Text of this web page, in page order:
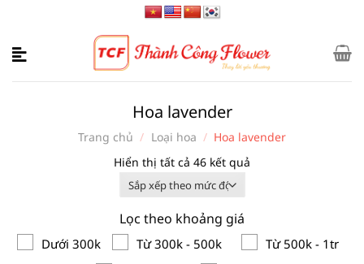
nội
Hoa lavender
Trang chủ / Loại hoa / Hoa lavender
Hiển thị tất cả 46 kết quả
mức
Lọc theo khoảng giá
Dưới 300k Từ 300k - 500k
Từ 500k - 1tr